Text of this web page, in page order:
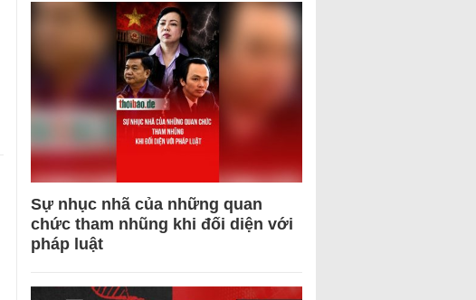
Sự nhục nhã của những quan
chức tham nhũng khi đối diện với
pháp luật